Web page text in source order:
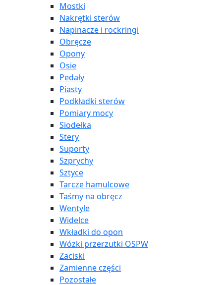
Mostki
Nakrętki sterów
Napinacze i rockringi
Obręcze
Opony
Osie
Pedały
Piasty
Podkładki sterów
Pomiary mocy
Siodełka
Stery
Suporty
Szprychy
Sztyce
Tarcze hamulcowe
Taśmy na obręcz
Wentyle
Widelce
Wkładki do opon
Wózki przerzutki OSPW
Zaciski
Zamienne części
Pozostałe